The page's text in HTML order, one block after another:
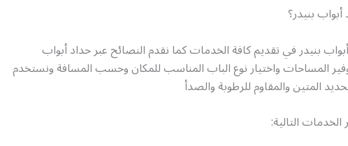
بنيدر؟
بنيدر في تقديم كافة الخدمات كما نقدم النصائح عبر حداد أبواب
المساحات واختيار نوع الباب المناسب للمكان وحسب المسافة ونستخدم
المتين والمقاوم للرطوبة والصدأ
التالية: